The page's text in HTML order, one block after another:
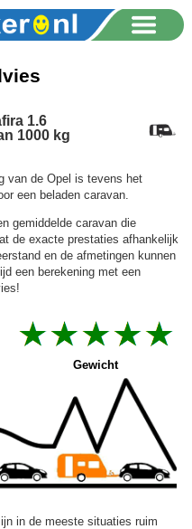
1.6
1000 kg
van de Opel is tevens het
een beladen caravan.
gemiddelde caravan die
de exacte prestaties afhankelijk
en de afmetingen kunnen
een berekening met een
Gewicht
in de meeste situaties ruim